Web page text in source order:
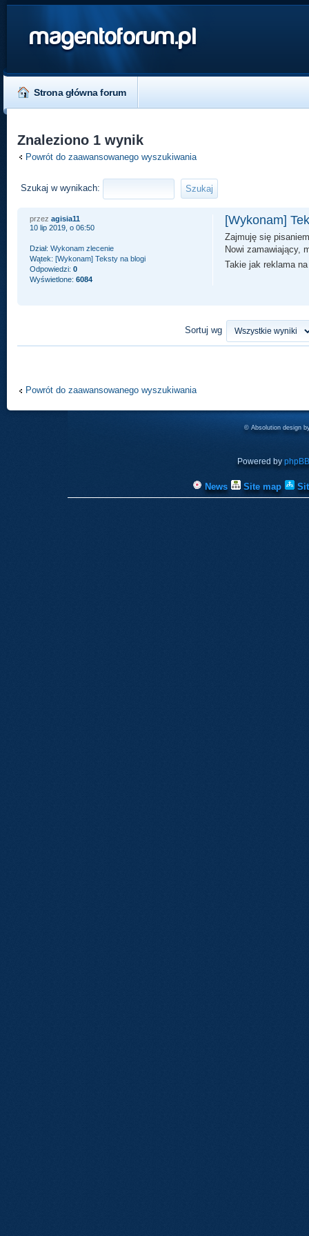
magentoforum.pl
Strona główna forum
Znaleziono 1 wynik
Powrót do zaawansowanego wyszukiwania
Szukaj w wynikach:
[Wykonam]
Zajmuję się
Nowi zamawiający,
Takie jak reklama
przez agisia11
10 lip 2019, o 06:50
Dział: Wykonam zlecenie
Wątek: [Wykonam] Teksty na blogi
Odpowiedzi: 0
Wyświetlone: 6084
Sortuj wg
Powrót do zaawansowanego wyszukiwania
© Absolution design
Powered by phpBB
News Site map